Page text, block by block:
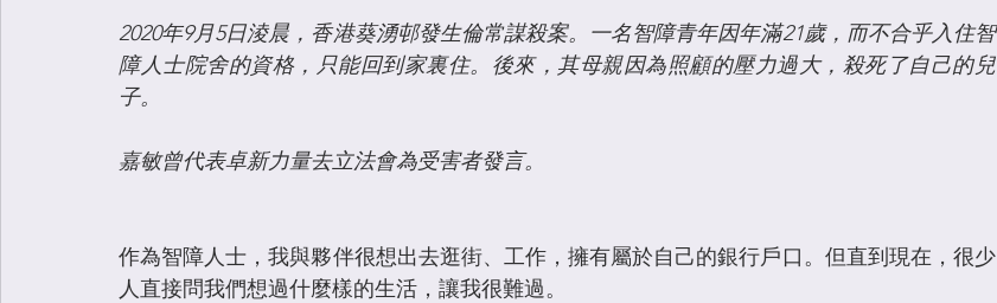
2020年9月5日淩晨，香港葵湧邨發生倫常謀殺案。一名智障青年因年滿21歲，而不合乎入住智
障人士院舍的資格，只能回到家裏住。後來，其母親因為照顧的壓力過大，殺死了自己的兒
子。
嘉敏曾代表卓新力量去立法會為受害者發言。
作為智障人士，我與夥伴很想出去逛街、工作，擁有屬於自己的銀行戶口。但直到現在，很少
人直接問我們想過什麼樣的生活，讓我很難過。